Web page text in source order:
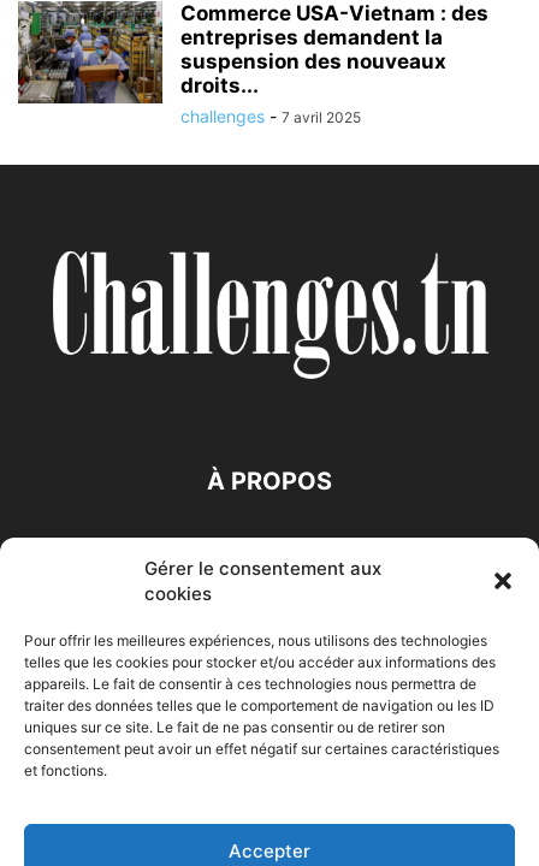
Gérer le consentement aux
cookies
Pour offrir les meilleures expériences, nous utilisons des technologies
telles que les cookies pour stocker et/ou accéder aux informations des
appareils. Le fait de consentir à ces technologies nous permettra de
traiter des données telles que le comportement de navigation ou les ID
uniques sur ce site. Le fait de ne pas consentir ou de retirer son
consentement peut avoir un effet négatif sur certaines caractéristiques
et fonctions.
Accepter
Commerce USA-Vietnam : des
entreprises demandent la
suspension des nouveaux
droits...
challenges - 7 avril 2025
À PROPOS
Accueil Economie Entreprises Entrepreneur
Maghreb